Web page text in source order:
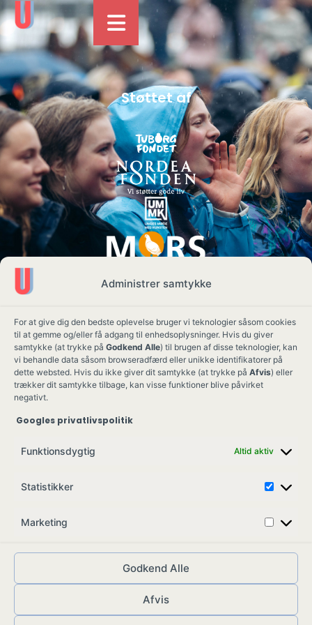
Administrer samtykke
For at give dig den bedste oplevelse bruger vi teknologier såsom cookies
til at gemme og/eller få adgang til enhedsoplysninger. Hvis du giver
samtykke (at trykke på Godkend Alle) til brugen af disse teknologier, kan
vi behandle data såsom browseradfærd eller unikke identifikatorer på
dette websted. Hvis du ikke giver dit samtykke (at trykke på Afvis) eller
trækker dit samtykke tilbage, kan visse funktioner blive påvirket
negativt.
Googles privatlivspolitik
Funktionsdygtig Altid aktiv
Statistikker
Marketing
Godkend Alle
Afvis
Støttet af
Ung Kult
Skovgade 17,
CVR: 41008547
© ungkult.dk - 2026 Allieret– din partner i